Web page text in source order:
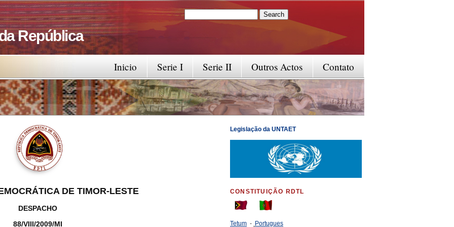
República
Search form
Contato
Outros Actos
Serie II
Serie I
Inicio
DE TIMOR-LESTE
DESPACHO
88/VIII/2009/MI
Legislação da UNTAET
CONSTITUIÇÃO RDTL
Tetum - Portugues